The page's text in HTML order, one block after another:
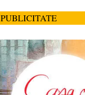
PUBLICITATE